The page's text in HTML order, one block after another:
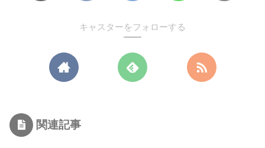
キャスターをフォローする
関連記事